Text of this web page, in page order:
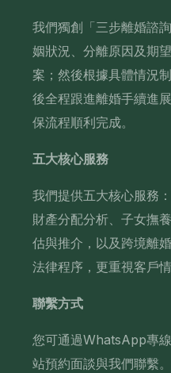
我們獨創「三步離婚諮
姻狀況、分離原因及期
案；然後根據具體情況
後全程跟進離婚手續進
保流程順利完成。
五大核心服務
我們提供五大核心服務
財產分配分析、子女撫
估與推介，以及跨境離
法律程序，更重視客戶
聯繫方式
您可通過WhatsApp專
站預約面談與我們聯繫